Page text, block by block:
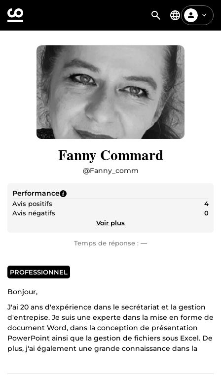
Fanny Commard
@Fanny_comm
Performance
Avis positifs
4
Avis négatifs
0
Voir plus
Temps de réponse : —
PROFESSIONNEL
Bonjour,
J'ai 20 ans d'expérience dans le secrétariat et la gestion
d'entrepise. Je suis une experte dans la mise en forme de
document Word, dans la conception de présentation
PowerPoint ainsi que la gestion de fichiers sous Excel. De
plus, j'ai également une grande connaissance dans la